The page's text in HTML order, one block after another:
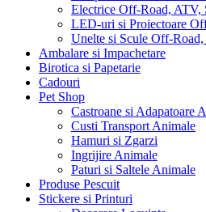
Electrice Off-Road, ATV,
LED-uri si Proiectoare
Unelte si Scule Off-
Ambalare si Impachetare
Birotica si Papetarie
Cadouri
Pet Shop
Castroane si Adapatoare
Custi Transport Animale
Hamuri si Zgarzi
Ingrijire Animale
Paturi si Saltele Animale
Produse Pescuit
Stickere si Printuri